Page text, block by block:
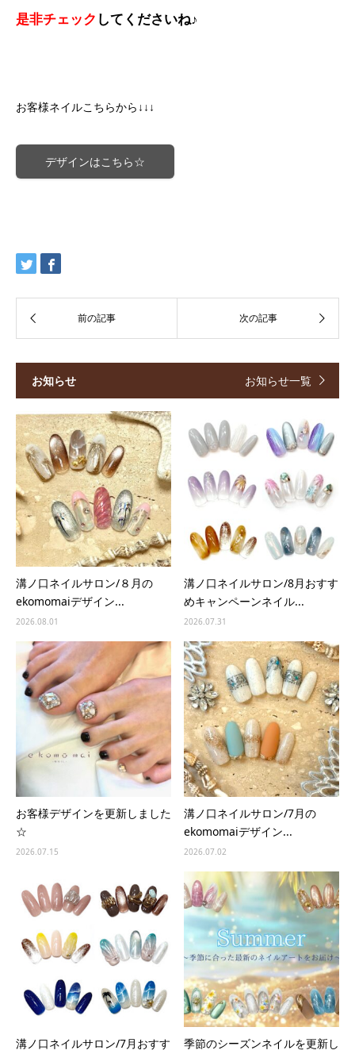
是非チェック してくださいね♪
お客様ネイルこちらから ↓↓↓
デザインはこちら☆
お知らせ お知らせ一覧
溝ノ口ネイルサロン/８月の
ekomomaiデザイン...
2026.08.01
溝ノ口ネイルサロン/8月おすす
めキャンペーンネイル...
2026.07.31
お客様デザインを更新しました
☆
2026.07.15
溝ノ口ネイルサロン/7月の
ekomomaiデザイン...
2026.07.02
溝ノ口ネイルサロン/7月おすす
季節のシーズンネイルを更新し